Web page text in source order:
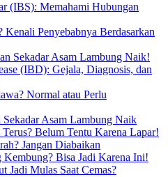
(IBS): Memahami Hubungan
Penyebabnya Berdasarkan
Sekadar Asam Lambung Naik!
(IBD): Gejala, Diagnosis, dan
Normal atau Perlu
Asam Lambung Naik
Belum Tentu Karena Lapar!
Jangan Diabaikan
Bisa Jadi Karena Ini!
Jadi Mulas Saat Cemas?